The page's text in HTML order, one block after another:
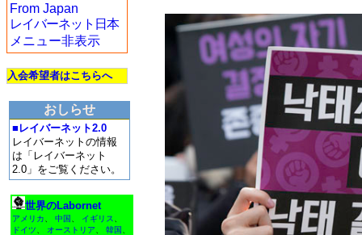
From Japan
レイバーネット日本
メニュー非表示
入会希望者はこちらへ
おしらせ
■レイバーネット2.0
レイバーネットの情報
は「レイバーネット
2.0」をご覧ください。
世界のLabornet
アメリカ 中国 イギリス
ドイツ
オーストリア 韓国